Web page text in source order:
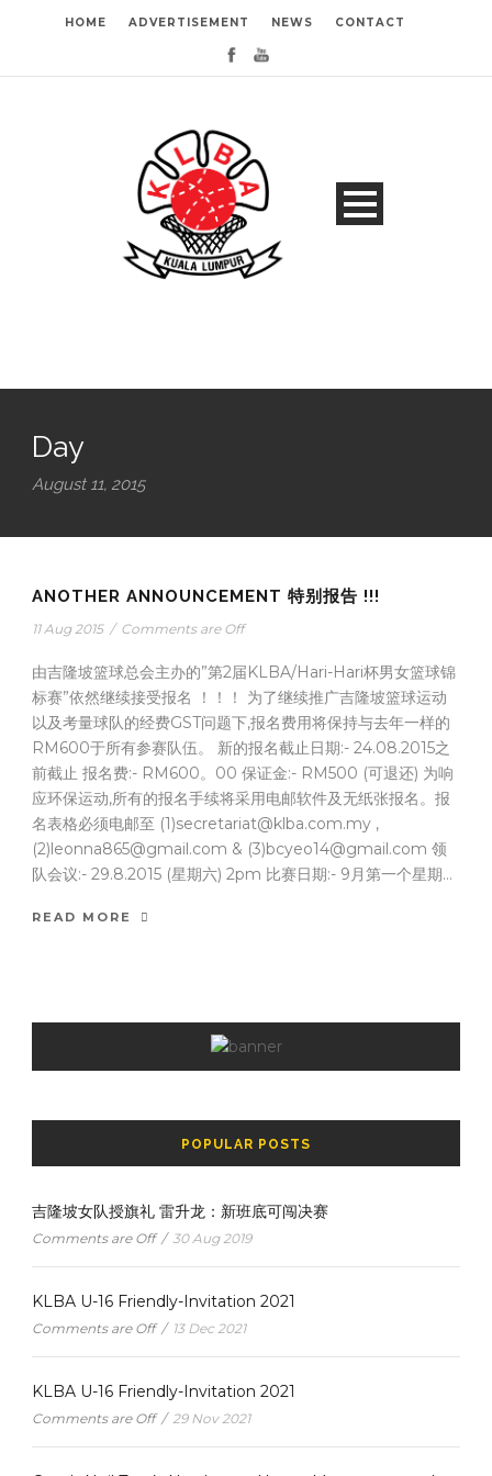
HOME ADVERTISEMENT NEWS CONTACT
Day
August 11, 2015
ANOTHER ANNOUNCEMENT 特别报告 !!!
11 Aug 2015 / Comments are Off
由吉隆坡篮球总会主办的”第2届KLBA/Hari-Hari杯男女篮球锦
标赛”依然继续接受报名 ！！！ 为了继续推广吉隆坡篮球运动
以及考量球队的经费GST问题下,报名费用将保持与去年一样的
RM600于所有参赛队伍。 新的报名截止日期:- 24.08.2015之
前截止 报名费:- RM600。00 保证金:- RM500 (可退还) 为响
应环保运动,所有的报名手续将采用电邮软件及无纸张报名。报
名表格必须电邮至 (1)secretariat@klba.com.my ,
(2)leonna865@gmail.com & (3)bcyeo14@gmail.com 领
队会议:- 29.8.2015 (星期六) 2pm 比赛日期:- 9月第一个星期...
READ MORE
POPULAR POSTS
吉隆坡女队授旗礼 雷升龙：新班底可闯决赛
Comments are Off / 30 Aug 2019
KLBA U-16 Friendly-Invitation 2021
Comments are Off / 13 Dec 2021
KLBA U-16 Friendly-Invitation 2021
Comments are Off / 29 Nov 2021